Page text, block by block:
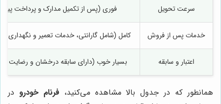
سرعت تحویل فوری (پس از تکمیل مدارک و پرداخت
خدمات پس از فروش کامل (شامل گارانتی، خدمات تعمیر و نگهداری
اعتبار و سابقه بسیار خوب (دارای سابقه درخشان و رضایت
همانطور که در جدول بالا مشاهده می‌کنید،فرنام خودرو در